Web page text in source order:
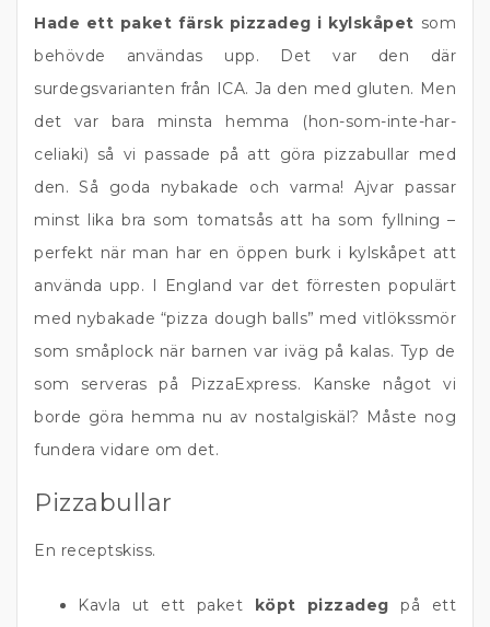
Hade ett paket färsk pizzadeg i kylskåpet som
behövde användas upp. Det var den där
surdegsvarianten från ICA. Ja den med gluten. Men
det var bara minsta hemma (hon-som-inte-har-
celiaki) så vi passade på att göra pizzabullar med
den. Så goda nybakade och varma! Ajvar passar
minst lika bra som tomatsås att ha som fyllning –
perfekt när man har en öppen burk i kylskåpet att
använda upp. I England var det förresten populärt
med nybakade “pizza dough balls” med vitlökssmör
som småplock när barnen var iväg på kalas. Typ de
som serveras på PizzaExpress. Kanske något vi
borde göra hemma nu av nostalgiskäl? Måste nog
fundera vidare om det.
Pizzabullar
En receptskiss.
Kavla ut ett paket köpt pizzadeg på ett